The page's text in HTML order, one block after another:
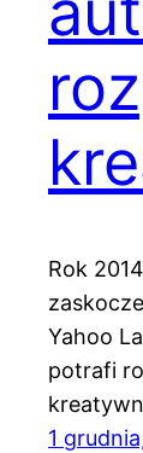
Rok
Yahoo
potrafi
1